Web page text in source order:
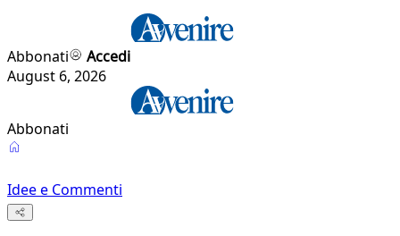
Abbonati
Accedi
August 6, 2026
Abbonati
Idee e Commenti